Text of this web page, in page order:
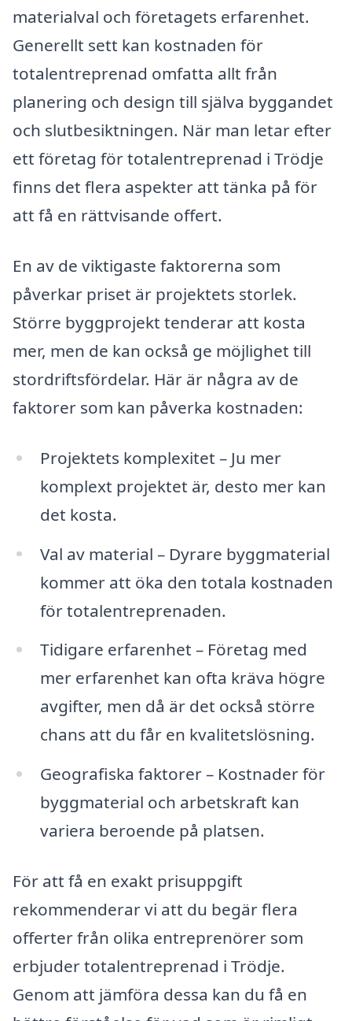
materialval och företagets erfarenhet.
Generellt sett kan kostnaden för
totalentreprenad omfatta allt från
planering och design till själva byggandet
och slutbesiktningen. När man letar efter
ett företag för totalentreprenad i Trödje
finns det flera aspekter att tänka på för
att få en rättvisande offert.
En av de viktigaste faktorerna som
påverkar priset är projektets storlek.
Större byggprojekt tenderar att kosta
mer, men de kan också ge möjlighet till
stordriftsfördelar. Här är några av de
faktorer som kan påverka kostnaden:
Projektets komplexitet – Ju mer
komplext projektet är, desto mer kan
det kosta.
Val av material – Dyrare byggmaterial
kommer att öka den totala kostnaden
för totalentreprenaden.
Tidigare erfarenhet – Företag med
mer erfarenhet kan ofta kräva högre
avgifter, men då är det också större
chans att du får en kvalitetslösning.
Geografiska faktorer – Kostnader för
byggmaterial och arbetskraft kan
variera beroende på platsen.
För att få en exakt prisuppgift
rekommenderar vi att du begär flera
offerter från olika entreprenörer som
erbjuder totalentreprenad i Trödje.
Genom att jämföra dessa kan du få en